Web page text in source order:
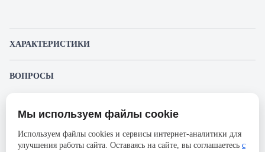
ХАРАКТЕРИСТИКИ
Производитель
Серия
S804S
ВОПРОСЫ
Пожалуйста, авторизуйтесь, чтобы иметь
Представленные изображения и характеристики могут отличаться от реального
без предварительного уведомления. Компания АйДистрибьют не несёт
ответственности в случае не соответствия текущей модели товаров фотографиям,
Мы используем файлы cookie
Используем файлы cookies и сервисы интернет-аналитики для
улучшения работы сайта. Оставаясь на сайте, вы соглашаетесь с